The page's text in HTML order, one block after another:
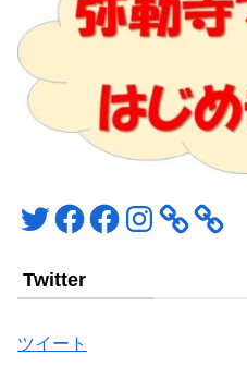
TwitterFacebookFacebookInstagram
Twitter
ツイート